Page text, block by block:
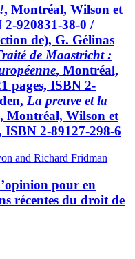
, Montréal, Wilson et
920831-38-0 /
de), G. Gélinas
de Maastricht :
, Montréal,
pages, ISBN 2-
La preuve et la
, Montréal, Wilson et
ISBN 2-89127-298-6
and Richard Fridman
pour en
récentes du droit de